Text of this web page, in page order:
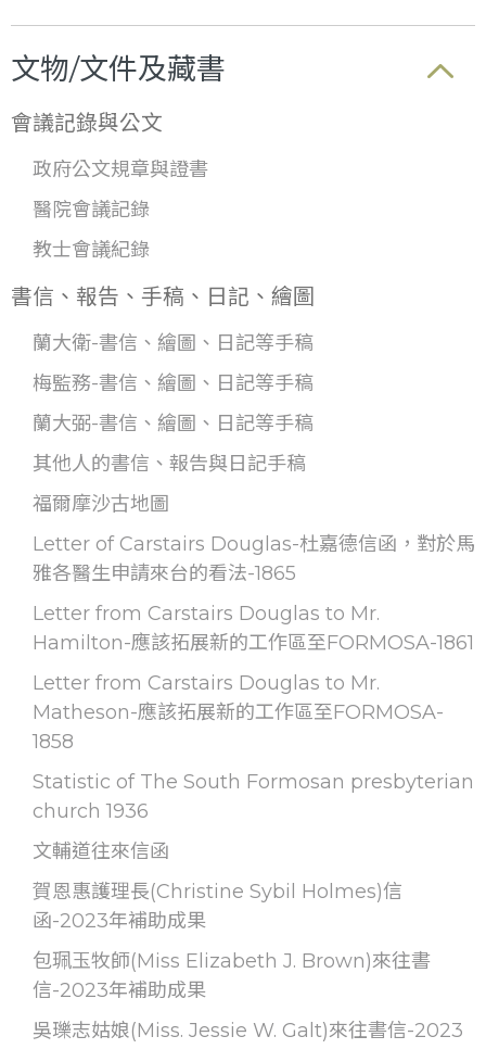
文物/文件及藏書
會議記錄與公文
政府公文規章與證書
醫院會議記錄
教士會議紀錄
書信、報告、手稿、日記、繪圖
蘭大衛-書信、繪圖、日記等手稿
梅監務-書信、繪圖、日記等手稿
蘭大弼-書信、繪圖、日記等手稿
其他人的書信、報告與日記手稿
福爾摩沙古地圖
Letter of Carstairs Douglas-杜嘉德信函，對於馬
雅各醫生申請來台的看法-1865
Letter from Carstairs Douglas to Mr.
Hamilton-應該拓展新的工作區至FORMOSA-1861
Letter from Carstairs Douglas to Mr.
Matheson-應該拓展新的工作區至FORMOSA-
1858
Statistic of The South Formosan presbyterian
church 1936
文輔道往來信函
賀恩惠護理長(Christine Sybil Holmes)信
函-2023年補助成果
包珮玉牧師(Miss Elizabeth J. Brown)來往書
信-2023年補助成果
吳瓅志姑娘(Miss. Jessie W. Galt)來往書信-2023